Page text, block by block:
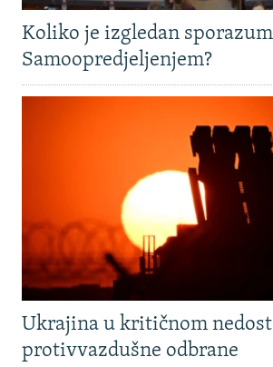
Koliko je izgledan
Samoopredjeljenjem?
Ukrajina u kritičnom
protivvazdušne odbrane